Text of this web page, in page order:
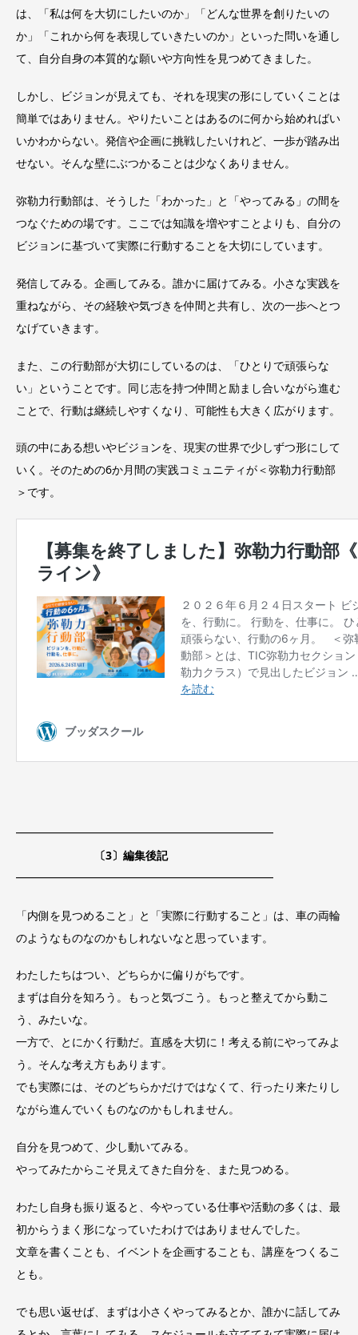
は、「私は何を大切にしたいのか」「どんな世界を創りたいの
か」「これから何を表現していきたいのか」といった問いを通し
て、自分自身の本質的な願いや方向性を見つめてきました。
しかし、ビジョンが見えても、それを現実の形にしていくことは
簡単ではありません。やりたいことはあるのに何から始めればい
いかわからない。発信や企画に挑戦したいけれど、一歩が踏み出
せない。そんな壁にぶつかることは少なくありません。
弥勒力行動部は、そうした「わかった」と「やってみる」の間を
つなぐための場です。ここでは知識を増やすことよりも、自分の
ビジョンに基づいて実際に行動することを大切にしています。
発信してみる。企画してみる。誰かに届けてみる。小さな実践を
重ねながら、その経験や気づきを仲間と共有し、次の一歩へとつ
なげていきます。
また、この行動部が大切にしているのは、「ひとりで頑張らな
い」ということです。同じ志を持つ仲間と励まし合いながら進む
ことで、行動は継続しやすくなり、可能性も大きく広がります。
頭の中にある想いやビジョンを、現実の世界で少しずつ形にして
いく。そのための6か月間の実践コミュニティが＜弥勒力行動部
＞です。
━━━━━━━━━━━━━━━━━━━━━━━
〔3〕編集後記
━━━━━━━━━━━━━━━━━━━━━━━
「内側を見つめること」と「実際に行動すること」は、車の両輪
のようなものなのかもしれないなと思っています。
わたしたちはつい、どちらかに偏りがちです。
まずは自分を知ろう。もっと気づこう。もっと整えてから動こ
う、みたいな。
一方で、とにかく行動だ。直感を大切に！考える前にやってみよ
う。そんな考え方もあります。
でも実際には、そのどちらかだけではなくて、行ったり来たりし
ながら進んでいくものなのかもしれません。
自分を見つめて、少し動いてみる。
やってみたからこそ見えてきた自分を、また見つめる。
わたし自身も振り返ると、今やっている仕事や活動の多くは、最
初からうまく形になっていたわけではありませんでした。
文章を書くことも、イベントを企画することも、講座をつくるこ
とも。
でも思い返せば、まずは小さくやってみるとか、誰かに話してみ